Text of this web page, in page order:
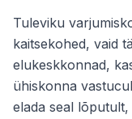
Tuleviku
kaitsekohed, vaid
elukeskkonnad,
ühiskonna
elada seal lõputult,